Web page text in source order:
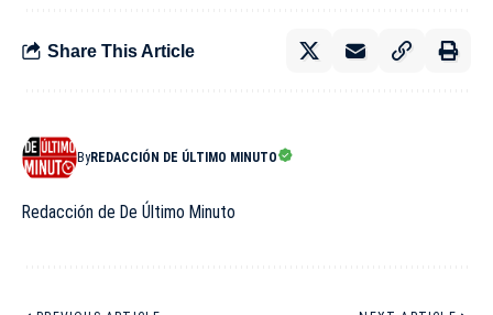
Share This Article
ByREDACCIÓN DE ÚLTIMO MINUTO
Redacción de De Último Minuto